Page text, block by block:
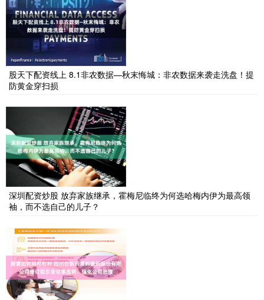
股天下配资线上 8.1非农数据—秋末悔城：非农数据来袭走洗盘！提
防黄金穿扫损
深圳配资炒股 放弃家族继承，霍梅尼临终为何选哈梅内伊为最高领
袖，而不选自己的儿子？